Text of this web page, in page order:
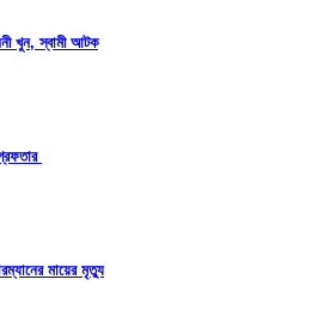
খুন, স্বামী আটক
মায়ের মৃত্যু